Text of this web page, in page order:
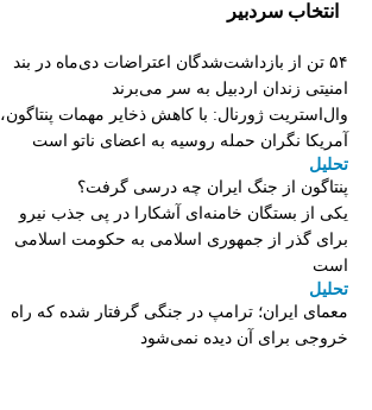
انتخاب سردبیر
۵۴ تن از بازداشت‌شدگان اعتراضات دی‌ماه در بند
امنیتی زندان اردبیل به سر می‌برند
وال‌استریت ژورنال: با کاهش ذخایر مهمات پنتاگون،
آمریکا نگران حمله روسیه به اعضای ناتو‌ است
تحلیل
پنتاگون از جنگ ایران چه درسی گرفت؟
یکی از بستگان خامنه‌ای آشکارا در پی جذب نیرو
برای گذر از جمهوری اسلامی به حکومت اسلامی
است
تحلیل
معمای ایران؛ ترامپ در جنگی گرفتار شده که راه
خروجی برای آن دیده نمی‌شود